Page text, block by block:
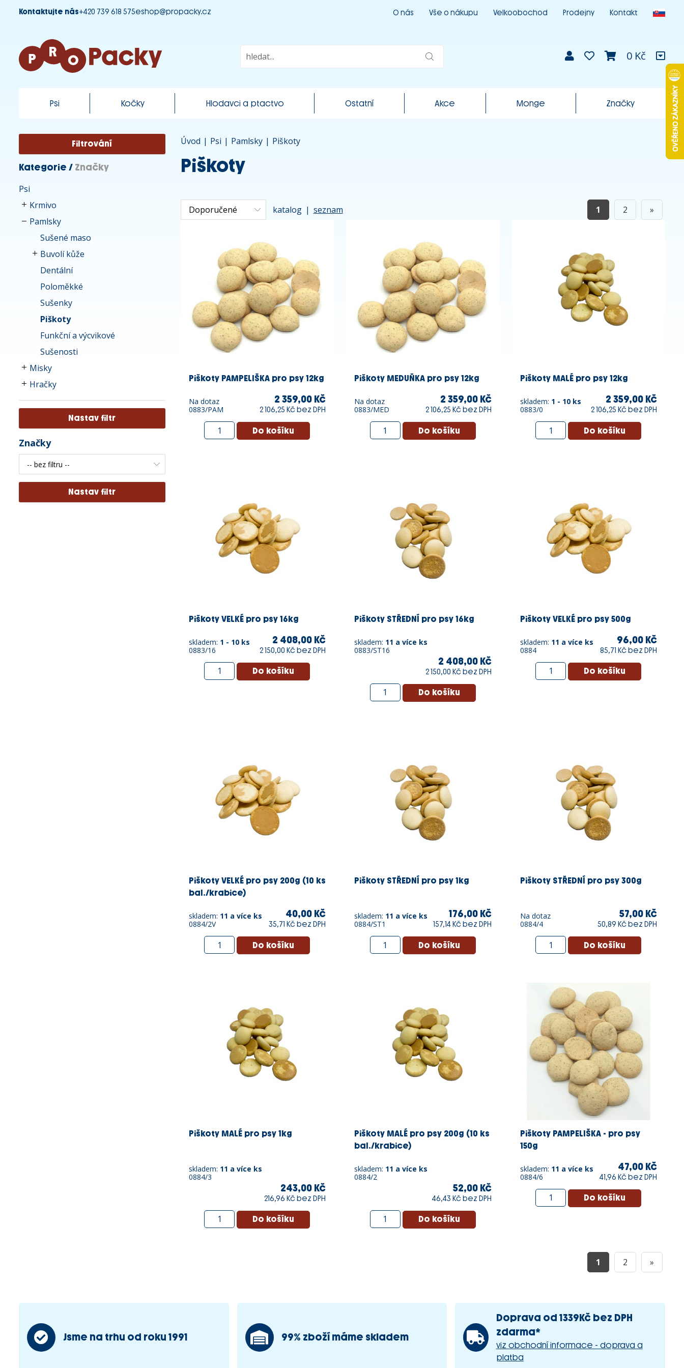
Kontaktujte nás+420 739 618 575eshop@propacky.cz O nás Vše o nákupu Velkoobochod Prodejny Kontakt
0 Kč
Psi Kočky Hlodavci a ptactvo Ostatní Akce Monge Značky
Filtrování
Kategorie / Značky
Psi
Krmivo
Pamlsky
Sušené maso
Buvolí kůže
Dentální
Poloměkké
Sušenky
Piškoty
Funkční a výcvikové
Sušenosti
Misky
Hračky
Značky
Úvod | Psi | Pamlsky | Piškoty
Piškoty
katalog | seznam 1 2 »
Piškoty PAMPELIŠKA pro psy 12kg
Na dotaz
0883/PAM
2 359,00 Kč
2 106,25 Kč bez DPH
Piškoty MEDUŇKA pro psy 12kg
Na dotaz
0883/MED
2 359,00 Kč
2 106,25 Kč bez DPH
Piškoty MALÉ pro psy 12kg
skladem: 1 - 10 ks
0883/0
2 359,00 Kč
2 106,25 Kč bez DPH
Piškoty VELKÉ pro psy 16kg
skladem: 1 - 10 ks
0883/16
2 408,00 Kč
2 150,00 Kč bez DPH
Piškoty STŘEDNÍ pro psy 16kg
skladem: 11 a více ks
0883/ST16
2 408,00 Kč
2 150,00 Kč bez DPH
Piškoty VELKÉ pro psy 500g
skladem: 11 a více ks
0884
96,00 Kč
85,71 Kč bez DPH
Piškoty VELKÉ pro psy 200g (10 ks
bal./krabice)
skladem: 11 a více ks
0884/2V
40,00 Kč
35,71 Kč bez DPH
Piškoty STŘEDNÍ pro psy 1kg
skladem: 11 a více ks
0884/ST1
176,00 Kč
157,14 Kč bez DPH
Piškoty STŘEDNÍ pro psy 300g
Na dotaz
0884/4
57,00 Kč
50,89 Kč bez DPH
Piškoty MALÉ pro psy 1kg
skladem: 11 a více ks
0884/3
243,00 Kč
216,96 Kč bez DPH
Piškoty MALÉ pro psy 200g (10 ks
bal./krabice)
skladem: 11 a více ks
0884/2
52,00 Kč
46,43 Kč bez DPH
Piškoty PAMPELIŠKA - pro psy
150g
skladem: 11 a více ks
0884/6
47,00 Kč
41,96 Kč bez DPH
1 2 »
Jsme na trhu od roku 1991 99% zboží máme skladem
Doprava od 1339Kč bez DPH
zdarma*
viz obchodní informace - doprava a
platba